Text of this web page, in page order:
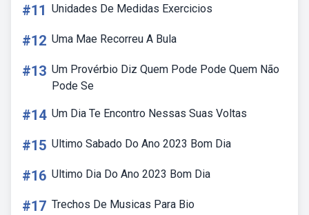
#11 Unidades De Medidas Exercicios
#12 Uma Mae Recorreu A Bula
#13 Um Provérbio Diz Quem Pode Pode Quem Não
Pode Se
#14 Um Dia Te Encontro Nessas Suas Voltas
#15 Ultimo Sabado Do Ano 2023 Bom Dia
#16 Ultimo Dia Do Ano 2023 Bom Dia
#17 Trechos De Musicas Para Bio